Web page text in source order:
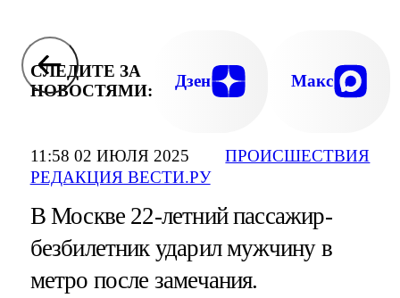
11:58 02 ИЮЛЯ 2025
РЕДАКЦИЯ ВЕСТИ.РУ
ПРОИСШЕСТВИЯ
СЛЕДИТЕ ЗА
НОВОСТЯМИ:
Дзен Макс
В Москве 22-летний пассажир-
безбилетник ударил мужчину в
метро после замечания.